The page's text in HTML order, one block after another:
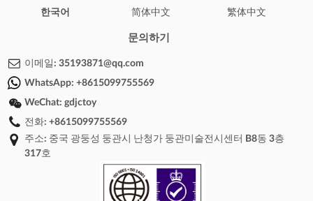
한국어 简体中文 繁体中文
문의하기
이메일: 35193871@qq.com
WhatsApp: +8615099755569
WeChat: gdjctoy
전화: +8615099755569
주소: 중국 광둥성 둥관시 난청가 둥관미술전시센터 B8동 3층
317호